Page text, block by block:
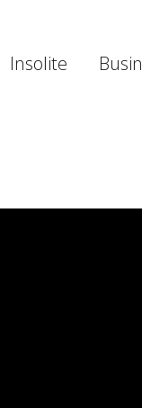
Insolite